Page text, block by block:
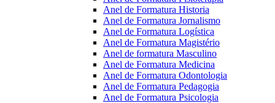
Anel de Formatura Historia
Anel de Formatura Jornalismo
Anel de Formatura Logística
Anel de Formatura Magistério
Anel de formatura Masculino
Anel de Formatura Medicina
Anel de Formatura Odontologia
Anel de Formatura Pedagogia
Anel de Formatura Psicologia